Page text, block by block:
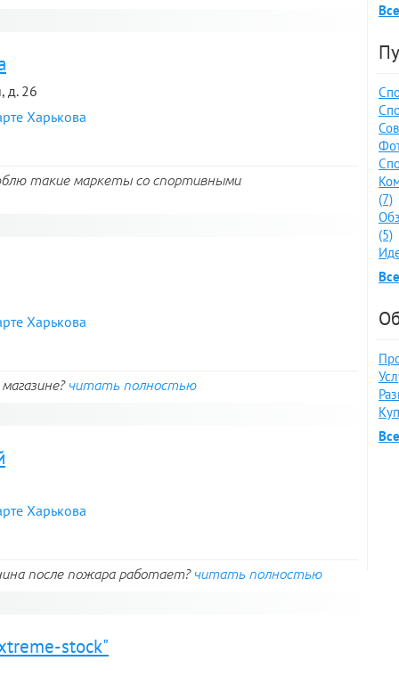
д. 26
Харькова
такие маркеты со спортивными
Харькова
читать полностью
Харькова
после пожара работает? читать полностью
stock"
(7)
(5)